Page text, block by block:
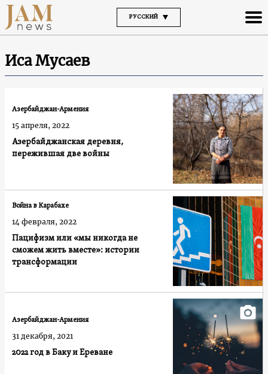
РУССКИЙ
Иса Мусаев
Азербайджанская деревня,
пережившая две войны
Азербайджан-Армения
15 апреля, 2022
Пацифизм или «мы никогда не
сможем жить вместе»: истории
трансформации
Война в Карабахе
14 февраля, 2022
2022 год в Баку и Ереване
Азербайджан-Армения
31 декабря, 2021